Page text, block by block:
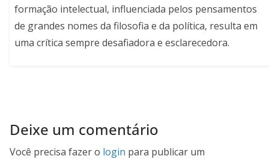
formação intelectual, influenciada pelos pensamentos
de grandes nomes da filosofia e da política, resulta em
uma crítica sempre desafiadora e esclarecedora.
Deixe um comentário
Você precisa fazer o login para publicar um